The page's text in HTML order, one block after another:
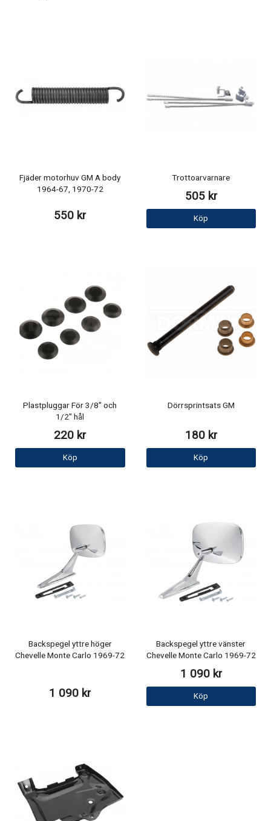
Fjäder motorhuv GM A body
1964-67, 1970-72
550 kr
Trottoarvarnare
505 kr
Köp
Plastpluggar För 3/8" och
1/2" hål
220 kr
Köp
Dörrsprintsats GM
180 kr
Köp
Backspegel yttre höger
Chevelle Monte Carlo 1969-72
1 090 kr
Backspegel yttre vänster
Chevelle Monte Carlo 1969-72
1 090 kr
Köp